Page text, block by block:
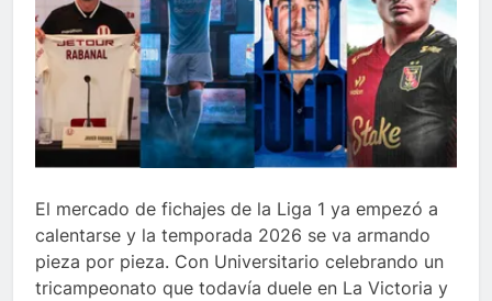
El mercado de fichajes de la Liga 1 ya empezó a
calentarse y la temporada 2026 se va armando
pieza por pieza. Con Universitario celebrando un
tricampeonato que todavía duele en La Victoria y